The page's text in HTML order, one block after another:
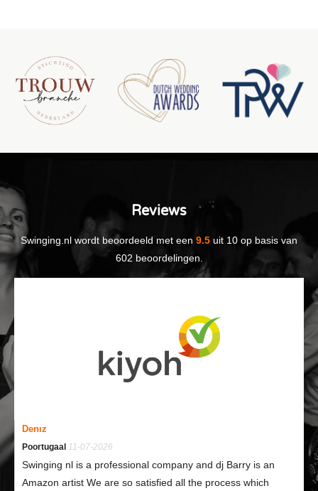
Reviews
Swinging.nl wordt beoordeeld met een 9.5 uit 10 op basis van
602 beoordelingen.
Denız
Poortugaal 11-07-2026
Swinging nl is a professional company and dj Barry is an
Amazon artist We are so satisfied all the process which